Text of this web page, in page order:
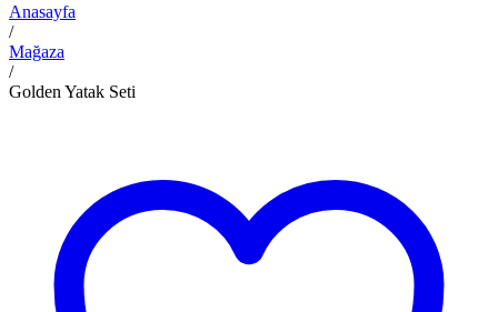
Anasayfa
/
Mağaza
/
Golden Yatak Seti